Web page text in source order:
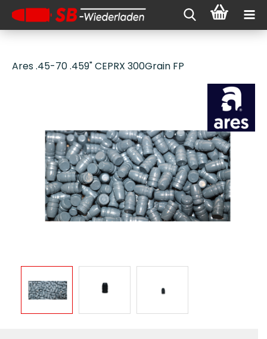
Ares .45-70 .459" CEPRX 300Grain FP